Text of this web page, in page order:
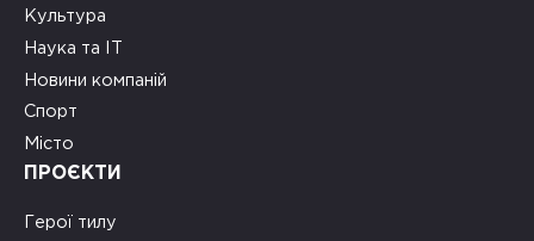
Культура
Наука та ІТ
Новини компаній
Спорт
Місто
ПРОЄКТИ
Герої тилу